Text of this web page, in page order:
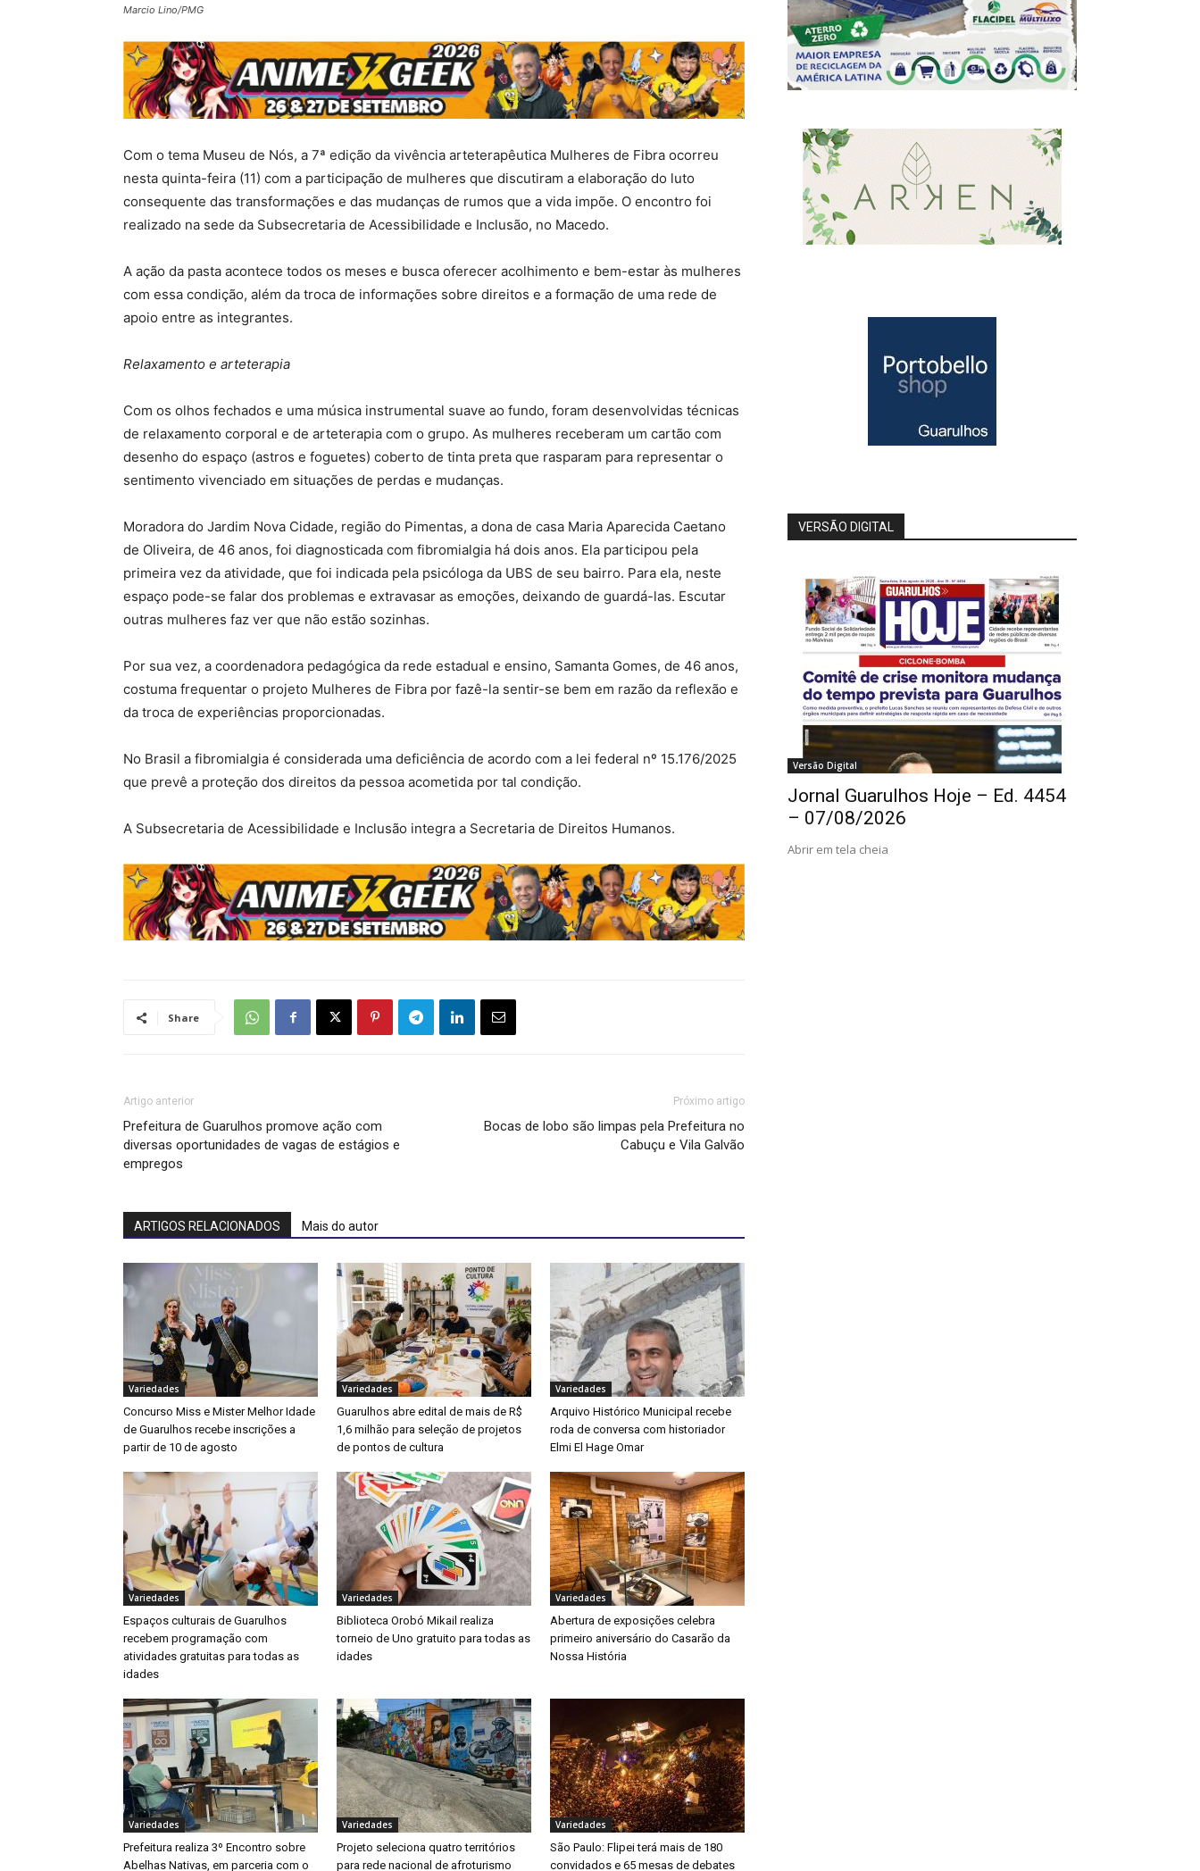
Marcio Lino/PMG
Com o tema Museu de Nós, a 7ª edição da vivência arteterapêutica Mulheres de Fibra ocorreu
nesta quinta-feira (11) com a participação de mulheres que discutiram a elaboração do luto
consequente das transformações e das mudanças de rumos que a vida impõe. O encontro foi
realizado na sede da Subsecretaria de Acessibilidade e Inclusão, no Macedo.
A ação da pasta acontece todos os meses e busca oferecer acolhimento e bem-estar às mulheres
com essa condição, além da troca de informações sobre direitos e a formação de uma rede de
apoio entre as integrantes.
Relaxamento e arteterapia
Com os olhos fechados e uma música instrumental suave ao fundo, foram desenvolvidas técnicas
de relaxamento corporal e de arteterapia com o grupo. As mulheres receberam um cartão com
desenho do espaço (astros e foguetes) coberto de tinta preta que rasparam para representar o
sentimento vivenciado em situações de perdas e mudanças.
Moradora do Jardim Nova Cidade, região do Pimentas, a dona de casa Maria Aparecida Caetano
de Oliveira, de 46 anos, foi diagnosticada com fibromialgia há dois anos. Ela participou pela
primeira vez da atividade, que foi indicada pela psicóloga da UBS de seu bairro. Para ela, neste
espaço pode-se falar dos problemas e extravasar as emoções, deixando de guardá-las. Escutar
outras mulheres faz ver que não estão sozinhas.
Por sua vez, a coordenadora pedagógica da rede estadual e ensino, Samanta Gomes, de 46 anos,
costuma frequentar o projeto Mulheres de Fibra por fazê-la sentir-se bem em razão da reflexão e
da troca de experiências proporcionadas.
No Brasil a fibromialgia é considerada uma deficiência de acordo com a lei federal nº 15.176/2025
que prevê a proteção dos direitos da pessoa acometida por tal condição.
A Subsecretaria de Acessibilidade e Inclusão integra a Secretaria de Direitos Humanos.
Share
Artigo anterior
Prefeitura de Guarulhos promove ação com
diversas oportunidades de vagas de estágios e
empregos
Próximo artigo
Bocas de lobo são limpas pela Prefeitura no
Cabuçu e Vila Galvão
ARTIGOS RELACIONADOS Mais do autor
Variedades
Concurso Miss e Mister Melhor Idade
de Guarulhos recebe inscrições a
partir de 10 de agosto
Variedades
Guarulhos abre edital de mais de R$
1,6 milhão para seleção de projetos
de pontos de cultura
Variedades
Arquivo Histórico Municipal recebe
roda de conversa com historiador
Elmi El Hage Omar
Variedades
Espaços culturais de Guarulhos
recebem programação com
atividades gratuitas para todas as
idades
Variedades
Biblioteca Orobó Mikail realiza
torneio de Uno gratuito para todas as
idades
Variedades
Abertura de exposições celebra
primeiro aniversário do Casarão da
Nossa História
Variedades
Prefeitura realiza 3º Encontro sobre
Abelhas Nativas, em parceria com o
Variedades
Projeto seleciona quatro territórios
para rede nacional de afroturismo
Variedades
São Paulo: Flipei terá mais de 180
convidados e 65 mesas de debates
VERSÃO DIGITAL
Versão Digital
Jornal Guarulhos Hoje – Ed. 4454
– 07/08/2026
Abrir em tela cheia